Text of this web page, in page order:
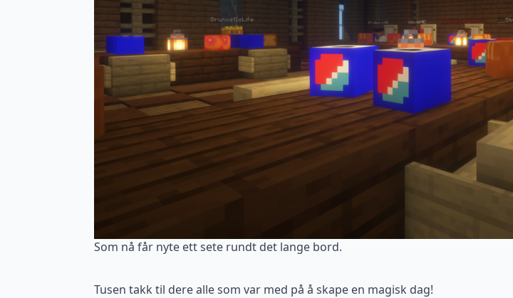
Som nå får nyte ett sete rundt det lange bord.
Tusen takk til dere alle som var med på å skape en magisk dag!